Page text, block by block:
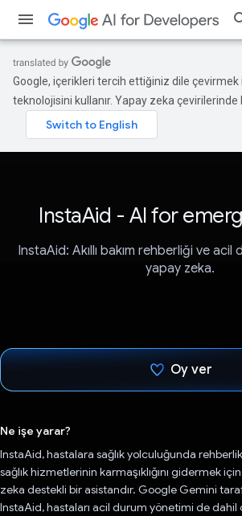
Google, içerikleri tercih ettiğiniz dile çevirmek
teknolojisini kullanır. Yapay zeka çevirilerinde
InstaAid - AI for
InstaAid: Akıllı bakım rehberliği ve
yapay zeka.
Oy ver
Ne işe yarar?
InstaAid, hastalara sağlık yolculuğunda
sağlık hizmetlerinin karmaşıklığını gidermek
zeka destekli bir asistandır. Google Gemini
InstaAid, hastaları acil durum yönetimi de